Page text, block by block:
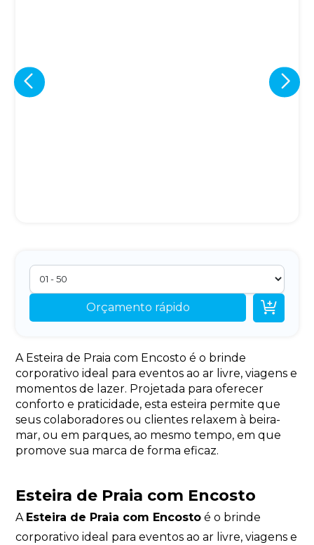
Orçamento rápido 
A Esteira de Praia com Encosto é o brinde
corporativo ideal para eventos ao ar livre, viagens e
momentos de lazer. Projetada para oferecer
conforto e praticidade, esta esteira permite que
seus colaboradores ou clientes relaxem à beira-
mar, ou em parques, ao mesmo tempo, em que
promove sua marca de forma eficaz.
Esteira de Praia com Encosto
A Esteira de Praia com Encosto é o brinde
corporativo ideal para eventos ao ar livre, viagens e